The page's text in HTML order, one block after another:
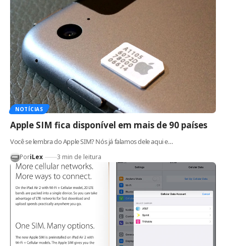
NOTÍCIAS
Apple SIM fica disponível em mais de 90 países
Você se lembra do Apple SIM? Nós já falamos dele aqui e…
PoriLex 3 min de leitura